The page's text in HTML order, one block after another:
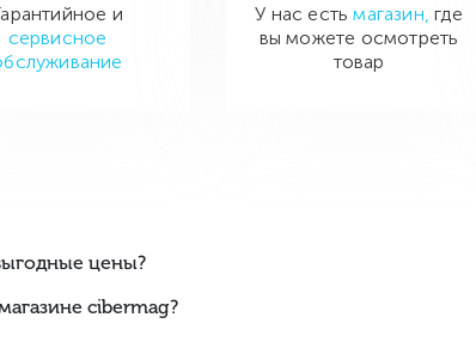
и
сервисное
У нас естьмагазин, где
вы можете осмотреть
товар
цены?
cibermag?